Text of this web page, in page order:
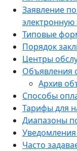
Заявление
электронную
Типовые
Порядок
Центры
Объявления
Архив
Способы
Тарифы для
Диапазоны
Часто